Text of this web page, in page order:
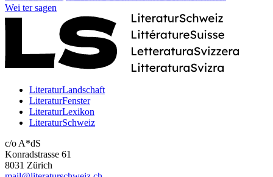
Wei ter sagen
LiteraturLandschaft
LiteraturFenster
LiteraturLexikon
LiteraturSchweiz
c/o A*dS
Konradstrasse 61
8031 Zürich